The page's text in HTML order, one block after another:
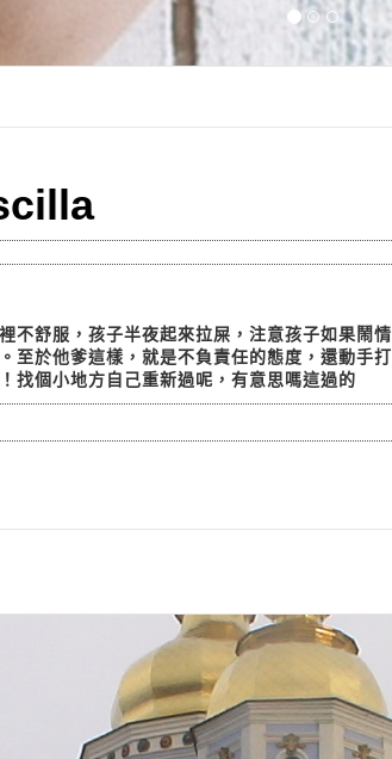
不舒服，孩子半夜起來拉屎，注意孩子如果鬧情
至於他爹這樣，就是不負責任的態度，還動手打
找個小地方自己重新過呢，有意思嗎這過的